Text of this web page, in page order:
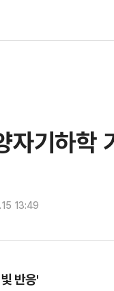
자기하학
13:49
반응'